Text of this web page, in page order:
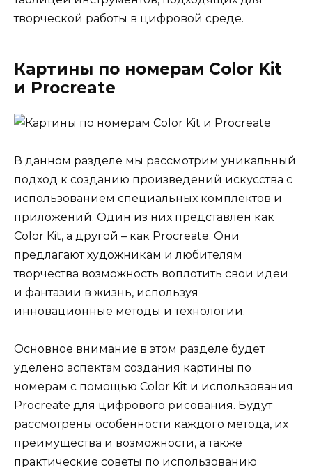
творческой работы в цифровой среде.
Картины по номерам Color Kit
и Procreate
В данном разделе мы рассмотрим уникальный
подход к созданию произведений искусства с
использованием специальных комплектов и
приложений. Один из них представлен как
Color Kit, а другой – как Procreate. Они
предлагают художникам и любителям
творчества возможность воплотить свои идеи
и фантазии в жизнь, используя
инновационные методы и технологии.
Основное внимание в этом разделе будет
уделено аспектам создания картины по
номерам с помощью Color Kit и использования
Procreate для цифрового рисования. Будут
рассмотрены особенности каждого метода, их
преимущества и возможности, а также
практические советы по использованию